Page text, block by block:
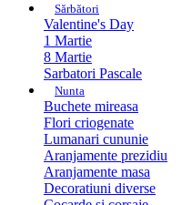
Sărbători
Valentine's Day
1 Martie
8 Martie
Sarbatori Pascale
Nunta
Buchete mireasa
Flori criogenate
Lumanari cununie
Aranjamente prezidiu
Aranjamente masa
Decoratiuni diverse